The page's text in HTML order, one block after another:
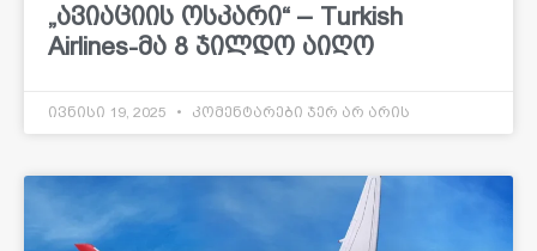
„ავიაციის ოსკარი“ – Turkish
Airlines-მა 8 ჯილდო აიღო
ივნისი 19, 2025 კომენტარები ჯერ არ არის